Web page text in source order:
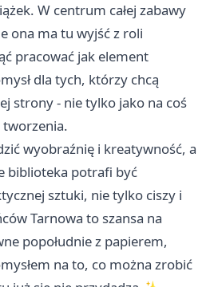
W centrum całej zabawy
ona ma tu wyjść z roli
pracować jak element
dla tych, którzy chcą
strony - nie tylko jako na coś
tworzenia.
wyobraźnię i kreatywność, a
biblioteka potrafi być
sztuki, nie tylko ciszy i
Tarnowa to szansa na
popołudnie z papierem,
na to, co można zrobić